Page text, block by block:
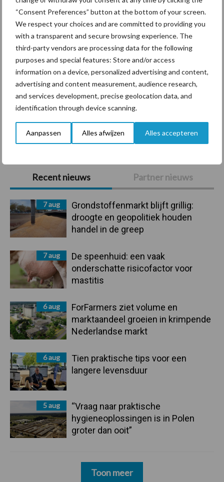
“Consent Preferences” button at the bottom of your screen.
We respect your choices and are committed to providing you
with a transparent and secure browsing experience. The
third-party vendors are processing data for the following
purposes and special features: Store and/or access
information on a device, personalized advertising and content,
advertising and content measurement, audience research,
and services development, precise geolocation data, and
identification through device scanning.
Aanpassen Alles afwijzen Alles accepteren
Primaire
Sidebar
Recent nieuws Partner nieuws
7 aug
Grondstoffenmarkt blijft grillig:
droogte en geopolitiek houden
handel in de greep
7 aug
De speenhuid: een vaak
onderschatte risicofactor voor
mastitis
6 aug
ForFarmers ziet volume en
marktaandeel groeien in krimpende
Nederlandse markt
6 aug
Tien praktische tips voor een
langere levensduur
5 aug
“Vraag naar praktische
hygieneoplossingen is in Polen
groter dan ooit”
Toon meer
Diergezondheid Bemesting Fokkerij
Mastitis Hittestress
Toon meer